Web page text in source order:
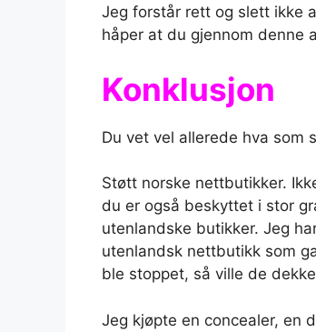
Jeg forstår rett og slett ikke
håper at du gjennom denne
Konklusjon
Du vet vel allerede hva som
Støtt norske nettbutikker.
du er også beskyttet i stor
utenlandske butikker. Jeg
utenlandsk nettbutikk som
ble stoppet, så ville de
Jeg kjøpte en concealer, en